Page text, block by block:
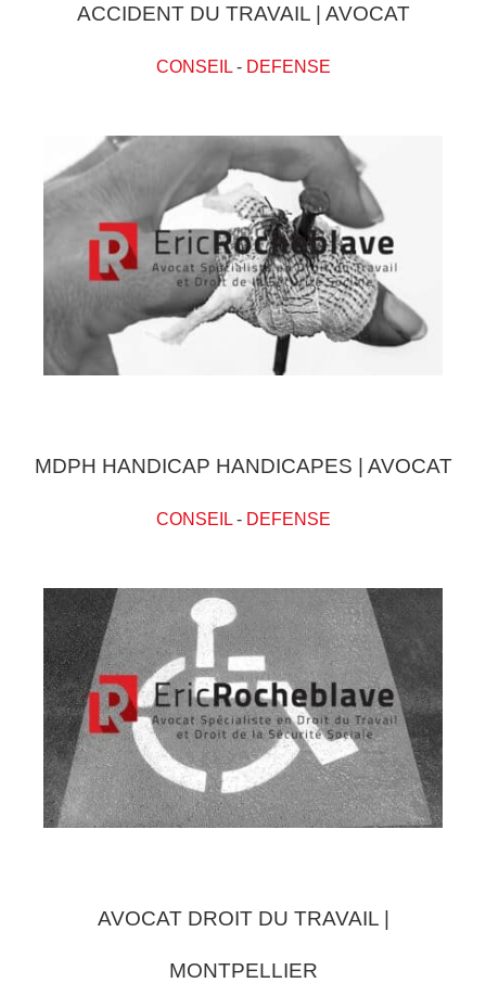
ACCIDENT DU TRAVAIL | AVOCAT
CONSEIL- DEFENSE
MDPH HANDICAP HANDICAPES | AVOCAT
CONSEIL- DEFENSE
AVOCAT DROIT DU TRAVAIL |
MONTPELLIER